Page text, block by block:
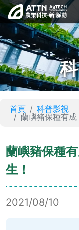
首頁
科普影視
蘭嶼豬保種有成
蘭嶼豬保種
生！
2021/08/10